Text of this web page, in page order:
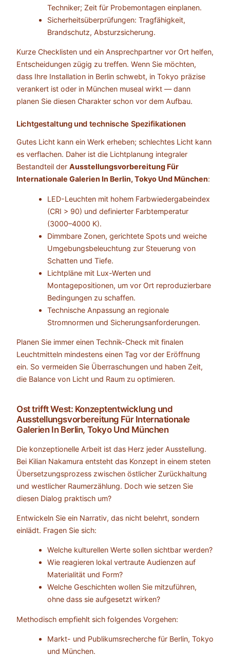
Techniker; Zeit für Probemontagen einplanen.
Sicherheitsüberprüfungen: Tragfähigkeit,
Brandschutz, Absturzsicherung.
Kurze Checklisten und ein Ansprechpartner vor Ort helfen,
Entscheidungen zügig zu treffen. Wenn Sie möchten,
dass Ihre Installation in Berlin schwebt, in Tokyo präzise
verankert ist oder in München museal wirkt — dann
planen Sie diesen Charakter schon vor dem Aufbau.
Lichtgestaltung und technische Spezifikationen
Gutes Licht kann ein Werk erheben; schlechtes Licht kann
es verflachen. Daher ist die Lichtplanung integraler
Bestandteil der Ausstellungsvorbereitung Für
Internationale Galerien In Berlin, Tokyo Und München:
LED-Leuchten mit hohem Farbwiedergabeindex
(CRI > 90) und definierter Farbtemperatur
(3000–4000 K).
Dimmbare Zonen, gerichtete Spots und weiche
Umgebungsbeleuchtung zur Steuerung von
Schatten und Tiefe.
Lichtpläne mit Lux-Werten und
Montagepositionen, um vor Ort reproduzierbare
Bedingungen zu schaffen.
Technische Anpassung an regionale
Stromnormen und Sicherungsanforderungen.
Planen Sie immer einen Technik-Check mit finalen
Leuchtmitteln mindestens einen Tag vor der Eröffnung
ein. So vermeiden Sie Überraschungen und haben Zeit,
die Balance von Licht und Raum zu optimieren.
Ost trifft West: Konzeptentwicklung und
Ausstellungsvorbereitung Für Internationale
Galerien In Berlin, Tokyo Und München
Die konzeptionelle Arbeit ist das Herz jeder Ausstellung.
Bei Kilian Nakamura entsteht das Konzept in einem steten
Übersetzungsprozess zwischen östlicher Zurückhaltung
und westlicher Raumerzählung. Doch wie setzen Sie
diesen Dialog praktisch um?
Entwickeln Sie ein Narrativ, das nicht belehrt, sondern
einlädt. Fragen Sie sich:
Welche kulturellen Werte sollen sichtbar werden?
Wie reagieren lokal vertraute Audienzen auf
Materialität und Form?
Welche Geschichten wollen Sie mitzuführen,
ohne dass sie aufgesetzt wirken?
Methodisch empfiehlt sich folgendes Vorgehen:
Markt- und Publikumsrecherche für Berlin, Tokyo
und München.